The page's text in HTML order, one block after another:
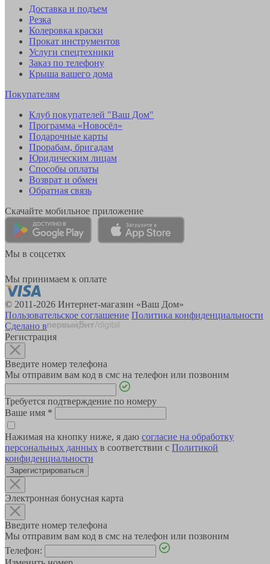
Доставка и подъем
Резка
Колеровка краски
Прокат инструментов
Услуги спецтехники
Заказ по телефону
Крыша вашего дома
Покупателям
Клуб покупателей "Ваш Дом"
Программа «Новосёл»
Подарочные карты
Прорабам, бригадам
Юридическим лицам
Способы оплаты
Возврат и обмен
Обратная связь
Скачайте мобильное приложение
Мы в соцсетях
Мы принимаем к оплате
© 2011-2026 Интернет-магазин «Ваш Дом»
Пользовательское соглашение Политика конфиденциальности
Сделано в
Регистрация
Введите номер телефона
Мы отправим вам код в смс на телефон или позвоним
Требуется подтверждение по номеру
Ваше имя *
Нажимая на кнопку ниже, я даю согласие на обработку
персональных данных в соответствии с Политикой
конфиденциальности
Зарегистрироваться
Электронная бонусная карта
Введите номер телефона
Мы отправим вам код в смс на телефон или позвоним
Телефон: